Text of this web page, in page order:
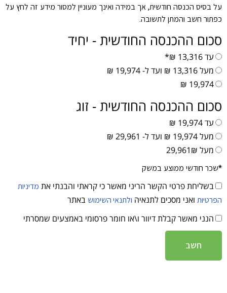
על בסיס הכנסה חודשית, אך במידה ואינך מעוניין למסור מידע זה לחץ על
כפתור חשב והמתן לתשובה.
סכום ההכנסה החודשית - יחיד
עד 13,316 ₪*
מעל 13,316 ₪ ועד ל- 19,974 ₪
19,974 ₪
סכום ההכנסה החודשית - זוג
עד 19,974 ₪
מעל 19,974 ₪ ועד ל- 29,961 ₪
מעל 29,961₪
*שכר חודשי ממוצע במשק
בשליחת פרטי הקשר הריני מאשר כי קראתי והבנתי את מדיניות
הפרטיות ואני מסכים לתנאיה ולתנאי השימוש באתר
הנני מאשר קבלת דיוור ו\או חומר פרסומי באמצעים שמסרתי
חשב